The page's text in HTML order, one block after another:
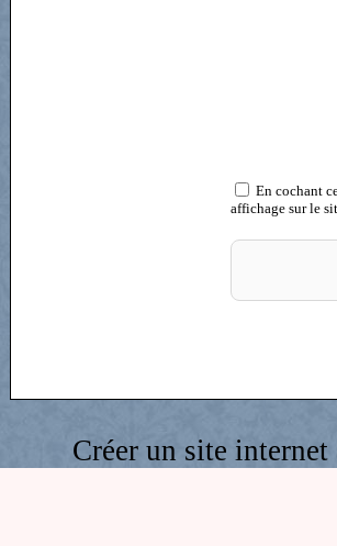
En cochant
affichage sur le
Créer un site